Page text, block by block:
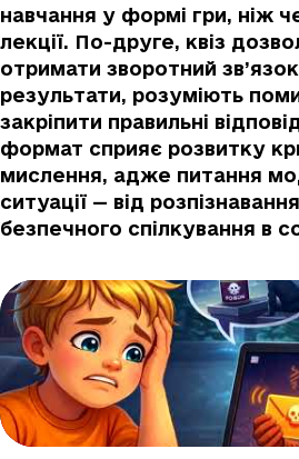
навчання у формі гри, ніж
лекції. По-друге, квіз
отримати зворотний
результати, розуміють
закріпити правильні
формат сприяє розвитку
мислення, адже питання
ситуації — від
безпечного спілкування в